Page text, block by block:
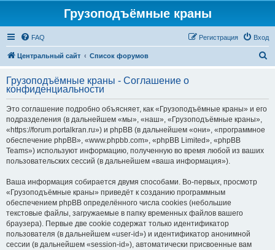
Грузоподъёмные краны
FAQ Вход
Регистрация
Центральный сайт Список форумов
с
Грузоподъёмные краны - Соглашение о
конфиденциальности
Это соглашение подробно объясняет, как «Грузоподъёмные краны» и его
подразделения (в дальнейшем «мы», «наш», «Грузоподъёмные краны»,
«https://forum.portalkran.ru») и phpBB (в дальнейшем «они», «программное
обеспечение phpBB», «www.phpbb.com», «phpBB Limited», «phpBB
Teams») используют информацию, полученную во время любой из ваших
пользовательских сессий (в дальнейшем «ваша информация»).
Ваша информация собирается двумя способами. Во-первых, просмотр
«Грузоподъёмные краны» приведёт к созданию программным
обеспечением phpBB определённого числа cookies (небольшие
текстовые файлы, загружаемые в папку временных файлов вашего
браузера). Первые две cookie содержат только идентификатор
пользователя (в дальнейшем «user-id») и идентификатор анонимной
сессии (в дальнейшем «session-id»), автоматически присвоенные вам